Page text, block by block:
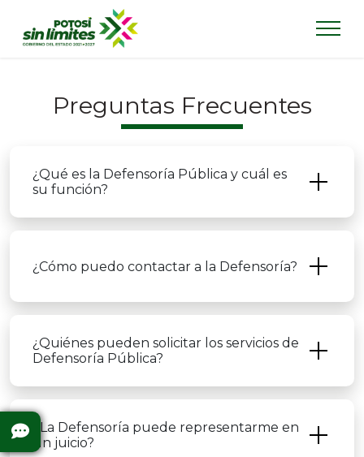
Preguntas Frecuentes
¿Qué es la Defensoría Pública y cuál es
su función?
¿Cómo puedo contactar a la Defensoría?
¿Quiénes pueden solicitar los servicios de
Defensoría Pública?
¿La Defensoría puede representarme en
un juicio?